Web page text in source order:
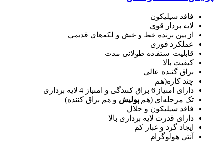
فاقد سیلیکون
لایه بردار قوی
از بین برنده خط و خش و لکه‌های قدیمی
عملکرد فوری
قابلیت استفاده طولانی مدت
کیفیت بالا
براق گننده عالی
چند کاره(هم
دارای امتیاز 6 براق کنندگی و امتیاز 4 لایه برداری
تک مرحله‌ای (هم پولیش و هم براق کننده)
فاقد سیلیکون و حلال
دارای قدرت لایه برداری بالا
ایجاد گرد و غبار کم
آنتی هولوگرام